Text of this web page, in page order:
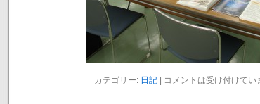
カテゴリー: 日記| コメントは受け付けてい